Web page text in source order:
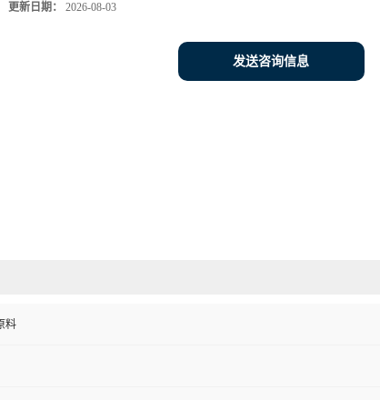
更新日期： 2026-08-03
发送咨询信息
料